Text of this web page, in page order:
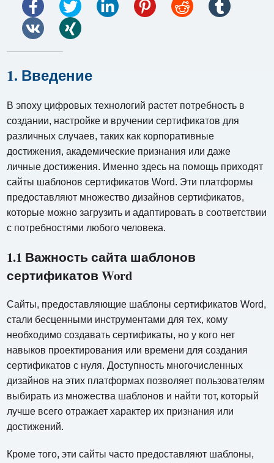
1. Введение
В эпоху цифровых технологий растет потребность в
создании, настройке и вручении сертификатов для
различных случаев, таких как корпоративные
достижения, академические признания или даже
личные достижения. Именно здесь на помощь приходят
сайты шаблонов сертификатов Word. Эти платформы
предоставляют множество дизайнов сертификатов,
которые можно загрузить и адаптировать в соответствии
с потребностями любого человека.
1.1 Важность сайта шаблонов
сертификатов Word
Сайты, предоставляющие шаблоны сертификатов Word,
стали бесценными инструментами для тех, кому
необходимо создавать сертификаты, но у кого нет
навыков проектирования или времени для создания
сертификатов с нуля. Доступность многочисленных
дизайнов на этих платформах позволяет пользователям
выбирать из множества шаблонов и найти тот, который
лучше всего отражает характер их признания или
достижений.
Кроме того, эти сайты часто предоставляют шаблоны,